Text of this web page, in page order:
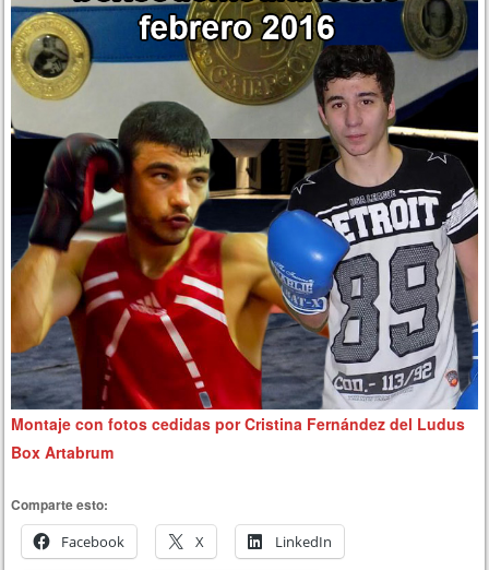
Montaje con fotos cedidas por Cristina Fernández del Ludus
Box Artabrum
Comparte esto:
Facebook
X LinkedIn